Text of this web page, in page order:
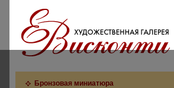
Бронзовая миниатюра